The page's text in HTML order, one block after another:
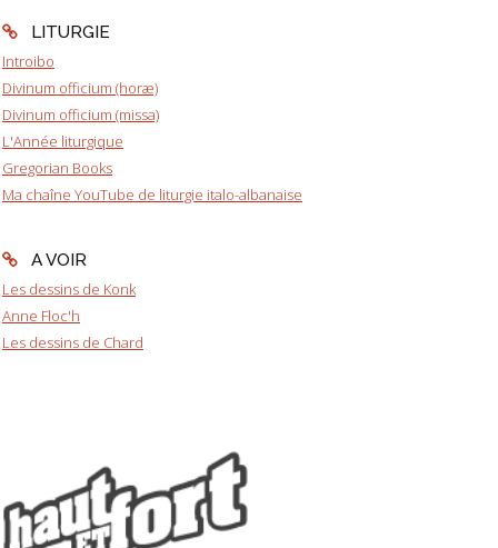
LITURGIE
Introibo
Divinum officium (horæ)
Divinum officium (missa)
L'Année liturgique
Gregorian Books
Ma chaîne YouTube de liturgie italo-albanaise
A VOIR
Les dessins de Konk
Anne Floc'h
Les dessins de Chard